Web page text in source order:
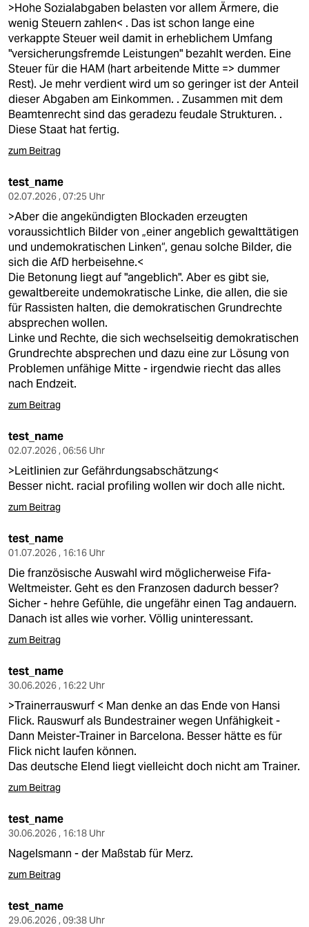
>Hohe Sozialabgaben belasten vor allem Ärmere, die
wenig Steuern zahlen< . Das ist schon lange eine
verkappte Steuer weil damit in erheblichem Umfang
"versicherungsfremde Leistungen" bezahlt werden. Eine
Steuer für die HAM (hart arbeitende Mitte => dummer
Rest). Je mehr verdient wird um so geringer ist der Anteil
dieser Abgaben am Einkommen. . Zusammen mit dem
Beamtenrecht sind das geradezu feudale Strukturen. .
Diese Staat hat fertig.
zum Beitrag
test_name
02.07.2026 , 07:25 Uhr
>Aber die angekündigten Blockaden erzeugten
voraussichtlich Bilder von „einer angeblich gewalttätigen
und undemokratischen Linken“, genau solche Bilder, die
sich die AfD herbeisehne.<
Die Betonung liegt auf "angeblich". Aber es gibt sie,
gewaltbereite undemokratische Linke, die allen, die sie
für Rassisten halten, die demokratischen Grundrechte
absprechen wollen.
Linke und Rechte, die sich wechselseitig demokratischen
Grundrechte absprechen und dazu eine zur Lösung von
Problemen unfähige Mitte - irgendwie riecht das alles
nach Endzeit.
zum Beitrag
test_name
02.07.2026 , 06:56 Uhr
>Leitlinien zur Gefährdungsabschätzung<
Besser nicht. racial profiling wollen wir doch alle nicht.
zum Beitrag
test_name
01.07.2026 , 16:16 Uhr
Die französische Auswahl wird möglicherweise Fifa-
Weltmeister. Geht es den Franzosen dadurch besser?
Sicher - hehre Gefühle, die ungefähr einen Tag andauern.
Danach ist alles wie vorher. Völlig uninteressant.
zum Beitrag
test_name
30.06.2026 , 16:22 Uhr
>Trainerrauswurf < Man denke an das Ende von Hansi
Flick. Rauswurf als Bundestrainer wegen Unfähigkeit -
Dann Meister-Trainer in Barcelona. Besser hätte es für
Flick nicht laufen können.
Das deutsche Elend liegt vielleicht doch nicht am Trainer.
zum Beitrag
test_name
30.06.2026 , 16:18 Uhr
Nagelsmann - der Maßstab für Merz.
zum Beitrag
test_name
29.06.2026 , 09:38 Uhr